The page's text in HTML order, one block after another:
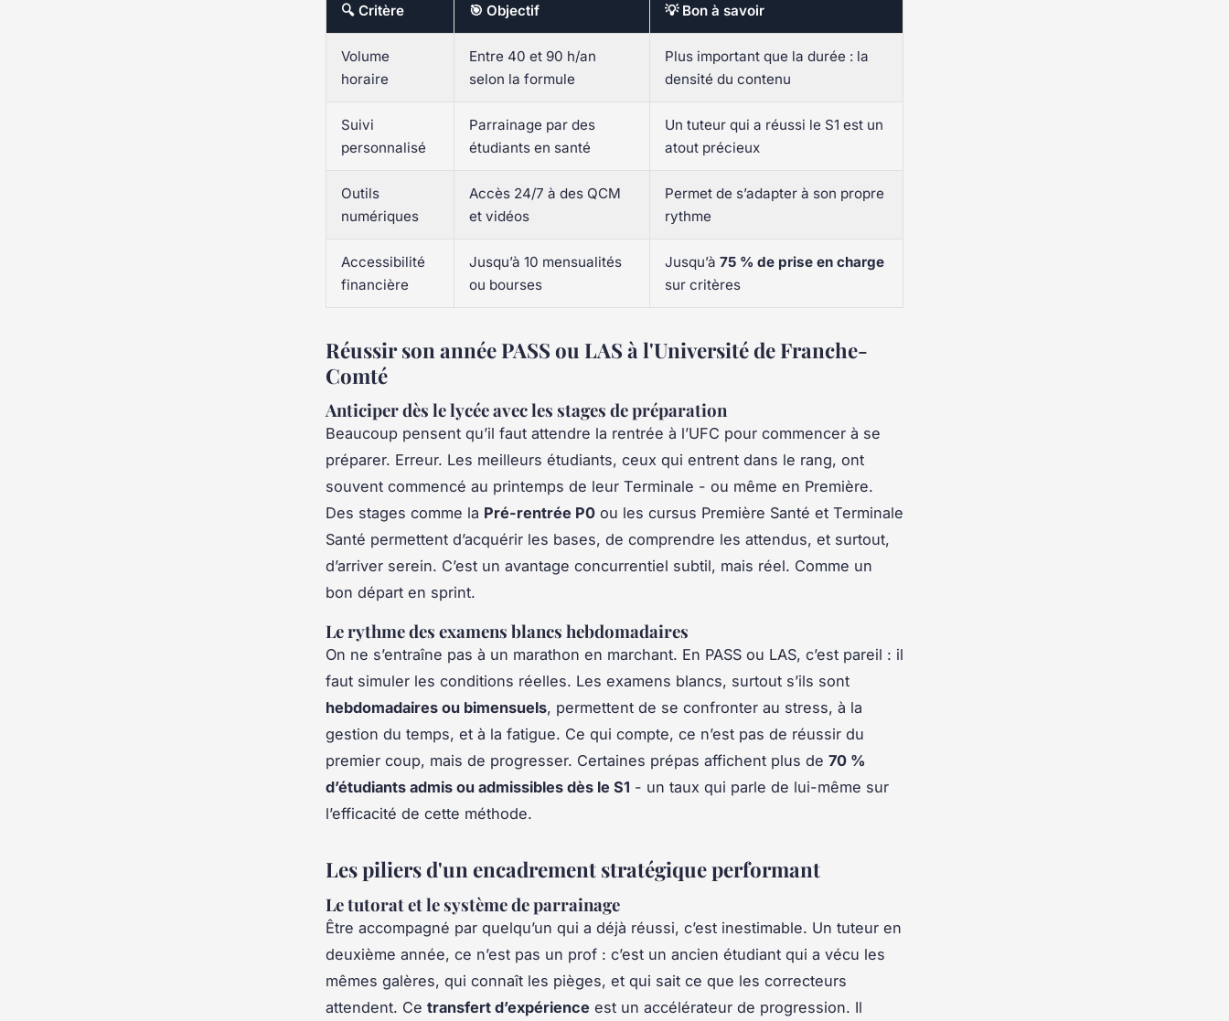
🔍 Critère 🎯 Objectif 💡 Bon à savoir
Volume
horaire
Entre 40 et 90 h/an
selon la formule
Plus important que la durée : la
densité du contenu
Suivi
personnalisé
Parrainage par des
étudiants en santé
Un tuteur qui a réussi le S1 est un
atout précieux
Outils
numériques
Accès 24/7 à des QCM
et vidéos
Permet de s’adapter à son propre
rythme
Accessibilité
financière
Jusqu’à 10 mensualités
ou bourses
Jusqu’à 75 % de prise en charge
sur critères
Réussir son année PASS ou LAS à l'Université de Franche-
Comté
Anticiper dès le lycée avec les stages de préparation
Beaucoup pensent qu’il faut attendre la rentrée à l’UFC pour commencer à se
préparer. Erreur. Les meilleurs étudiants, ceux qui entrent dans le rang, ont
souvent commencé au printemps de leur Terminale - ou même en Première.
Des stages comme la Pré-rentrée P0 ou les cursus Première Santé et Terminale
Santé permettent d’acquérir les bases, de comprendre les attendus, et surtout,
d’arriver serein. C’est un avantage concurrentiel subtil, mais réel. Comme un
bon départ en sprint.
Le rythme des examens blancs hebdomadaires
On ne s’entraîne pas à un marathon en marchant. En PASS ou LAS, c’est pareil : il
faut simuler les conditions réelles. Les examens blancs, surtout s’ils sont
hebdomadaires ou bimensuels, permettent de se confronter au stress, à la
gestion du temps, et à la fatigue. Ce qui compte, ce n’est pas de réussir du
premier coup, mais de progresser. Certaines prépas affichent plus de 70 %
d’étudiants admis ou admissibles dès le S1 - un taux qui parle de lui-même sur
l’efficacité de cette méthode.
Les piliers d'un encadrement stratégique performant
Le tutorat et le système de parrainage
Être accompagné par quelqu’un qui a déjà réussi, c’est inestimable. Un tuteur en
deuxième année, ce n’est pas un prof : c’est un ancien étudiant qui a vécu les
mêmes galères, qui connaît les pièges, et qui sait ce que les correcteurs
attendent. Ce transfert d’expérience est un accélérateur de progression. Il